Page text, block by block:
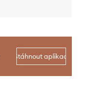
Stáhnout aplikaci